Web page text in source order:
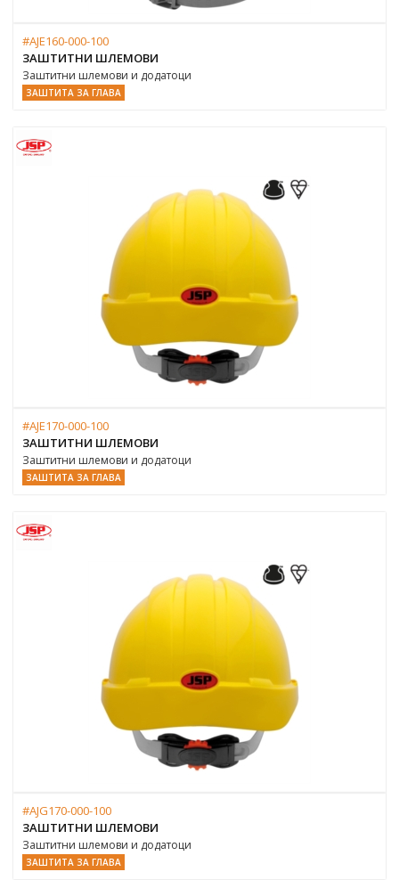
#AJE160-000-100
ЗАШТИТНИ ШЛЕМОВИ
Заштитни шлемови и додатоци
ЗАШТИТА ЗА ГЛАВА
#AJE170-000-100
ЗАШТИТНИ ШЛЕМОВИ
Заштитни шлемови и додатоци
ЗАШТИТА ЗА ГЛАВА
#AJG170-000-100
ЗАШТИТНИ ШЛЕМОВИ
Заштитни шлемови и додатоци
ЗАШТИТА ЗА ГЛАВА